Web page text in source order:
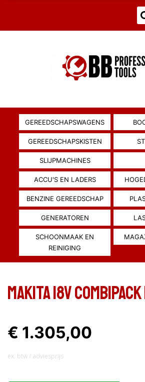
GEREEDSCHAPSWAGENS
GEREEDSCHAPSKISTEN
SLIJPMACHINES
ACCU'S EN LADERS
BENZINE GEREEDSCHAP
GENERATOREN
SCHOONMAAK EN
REINIGING
MAKITA 18V
€ 1.305,00
ex. btw / adviesprijs